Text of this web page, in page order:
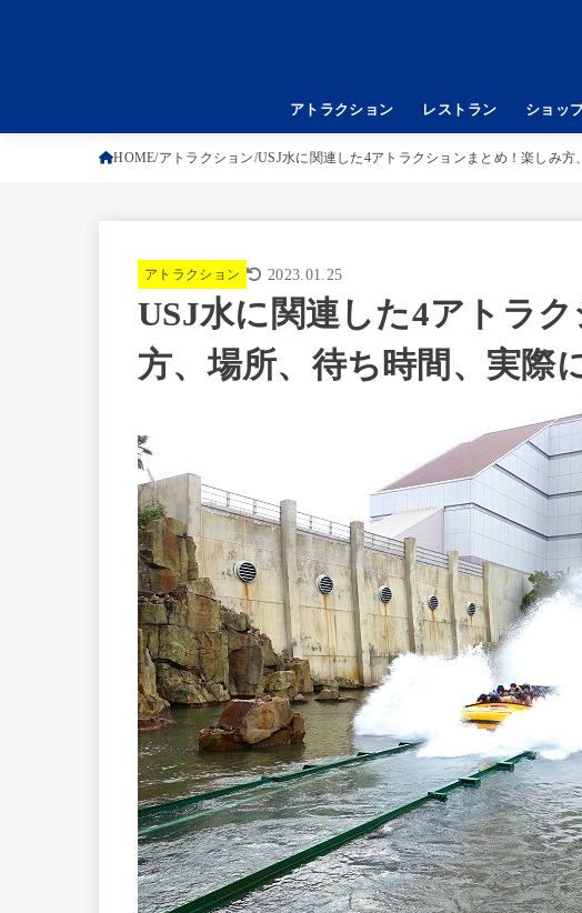
アトラクション レストラン ショッ
HOME アトラクション USJ水に関連した4アトラクションまとめ！楽しみ
アトラクション 2023.01.25
USJ水に関連した4アトラ
方、場所、待ち時間、実際